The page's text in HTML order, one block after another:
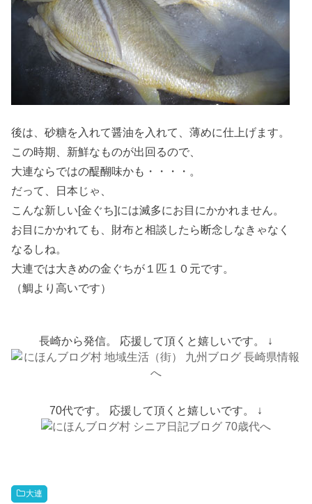
後は、砂糖を入れて醤油を入れて、薄めに仕上げます。
この時期、新鮮なものが出回るので、
大連ならではの醍醐味かも・・・・。
だって、日本じゃ、
こんな新しい[金ぐち]には滅多にお目にかかれません。
お目にかかれても、財布と相談したら断念しなきゃなく
なるしね。
大連では大きめの金ぐちが１匹１０元です。
（鯛より高いです）
長崎から発信。 応援して頂くと嬉しいです。 ↓
70代です。 応援して頂くと嬉しいです。 ↓
大連